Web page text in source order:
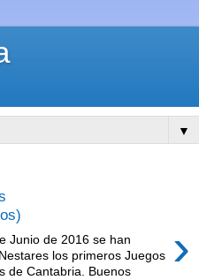
▼
›
Junio de 2016 se han
los primeros Juegos
de Cantabria. Buenos